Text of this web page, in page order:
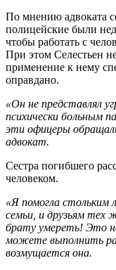
По мнению адвоката
полицейские были
чтобы работать с
При этом Селестьен
применение к нему
оправдано.
«Он не представлял
психически больным
эти офицеры
адвокат.
Сестра погибшего
человеком.
«Я помогла стольким
семьи, и друзьям тех
брату умереть! Это
можете выполнить
возмущается она.